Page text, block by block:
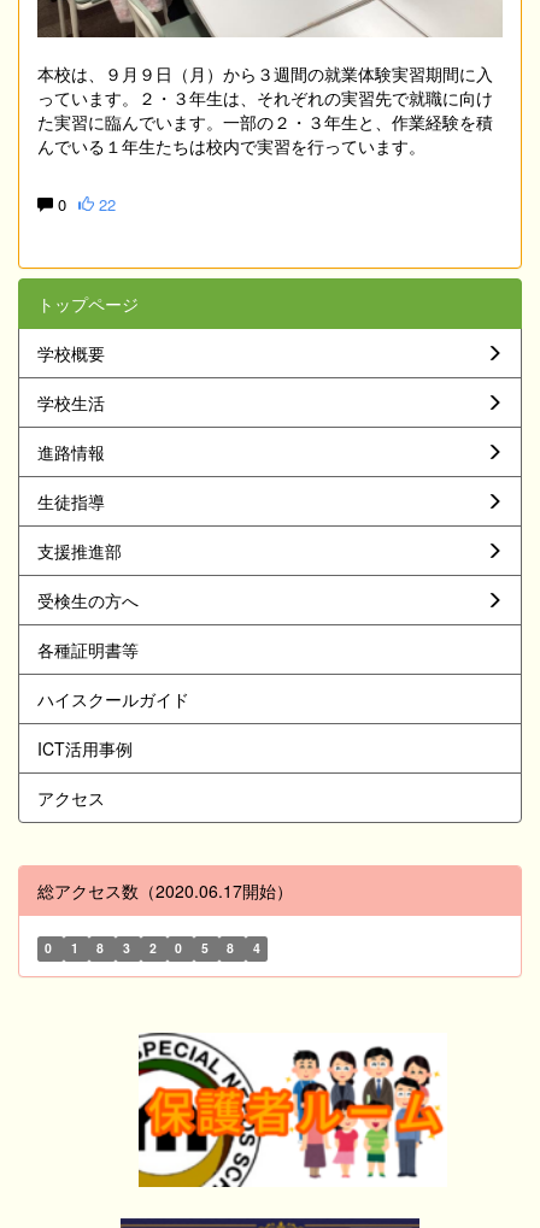
本校は、９月９日（月）から３週間の就業体験実習期間に入
っています。２・３年生は、それぞれの実習先で就職に向け
た実習に臨んでいます。一部の２・３年生と、作業経験を積
んでいる１年生たちは校内で実習を行っています。
0 22
トップページ
学校概要
学校生活
進路情報
生徒指導
支援推進部
受検生の方へ
各種証明書等
ハイスクールガイド
ICT活用事例
アクセス
総アクセス数（2020.06.17開始）
0 1 8 3 2 0 5 8 4